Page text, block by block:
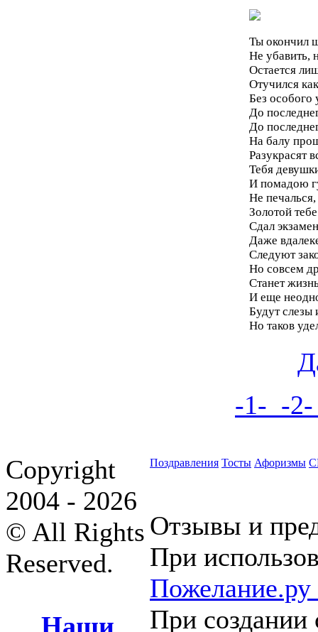
Ты окончил
Не убавить,
Остается
Отучился
Без особого
До
До
На балу
Разукрасят
Тебя
И помадою
Не
Золотой
Сдал
Даже
Следуют
Но совсем
Станет
И еще
Будут слезы
Но таков
-1- -
Copyright
2004 - 2026
© All Rights
Reserved.
Наши
Поздравления Тосты Афоризмы
Отзывы и
При
Пожелание.ру
При создании